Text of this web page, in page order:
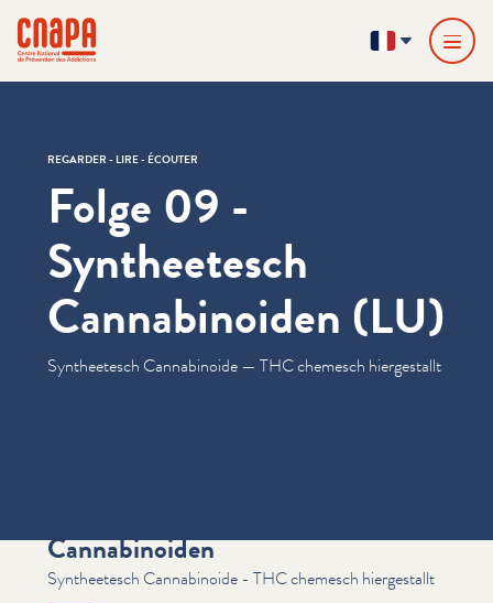
cnapa
FR
REGARDER - LIRE - ÉCOUTER
Folge 09 -
Syntheetesch
Cannabinoiden (LU)
Syn­theetesch Cannabi­noide — THC chemesch hiergestallt
Cannabinoiden
Syntheetesch Cannabinoide - THC chemesch hiergestallt